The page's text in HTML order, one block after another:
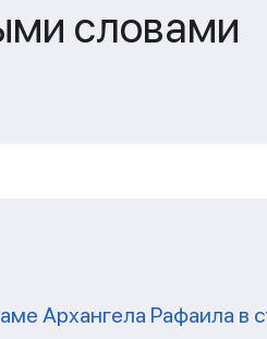
словами
Архангела Рафаила в